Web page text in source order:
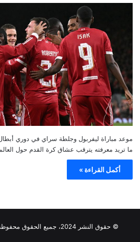
ما تريد معرفته يترقب عشاق كرة القدم حول
أكمل القراءة »
© حقوق النشر 2024، جميع الحقوق محفوظة |عرب ميديا الاخباري